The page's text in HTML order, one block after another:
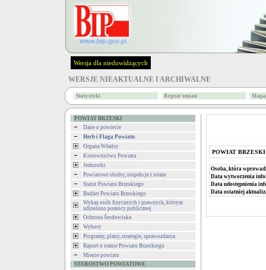
Wersja dla niedowidzących
WERSJE NIEAKTUALNE I ARCHIWALNE
Statystyki Rejestr zmian
POWIAT BRZESKI
Dane o powiecie
Herb i Flaga Powiatu
Organa Władzy
Kierownictwo Powiatu
Jednostki
Powiatowe służby, inspekcje i straże
Statut Powiatu Brzeskiego
Budżet Powiatu Brzeskiego
Wykaz osób fizycznych i prawnych, którym
udzielono pomocy publicznej
Ochrona Środowiska
Wybory
Programy, plany, strategie, sprawozdania
Raport o stanie Powiatu Brzeskiego
Mienie powiatu
STAROSTWO POWIATOWE
POWIAT BRZESKI
Osoba, która
Data wytworzenia
Data udostępnienia
Data ostatniej